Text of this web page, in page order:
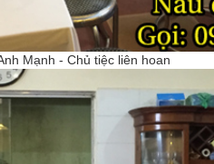
Mạnh - Chủ tiệc liên hoan